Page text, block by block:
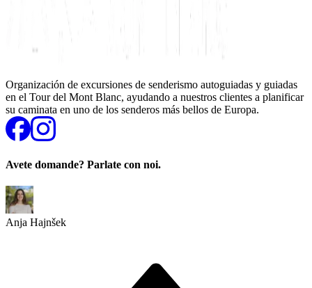
Organización de excursiones de senderismo autoguiadas y guiadas
en el Tour del Mont Blanc, ayudando a nuestros clientes a planificar
su caminata en uno de los senderos más bellos de Europa.
Avete domande? Parlate con noi.
Anja Hajnšek